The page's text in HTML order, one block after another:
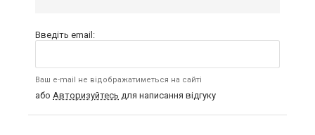
Введіть email:
Ваш e-mail не відображатиметься на сайті
або Авторизуйтесь для написання відгуку